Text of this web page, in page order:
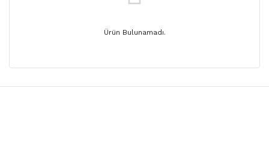
Ürün Bulunamadı.